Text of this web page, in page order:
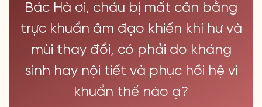
Bác Hà ơi, cháu bị mất cân bằng
trực khuẩn âm đạo khiến khí hư và
mùi thay đổi, có phải do kháng
sinh hay nội tiết và phục hồi hệ vi
khuẩn thế nào ạ?